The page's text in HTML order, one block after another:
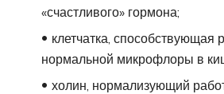
«счастливого» гормона;
клетчатка, способствующая
нормальной микрофлоры в
холин, нормализующий